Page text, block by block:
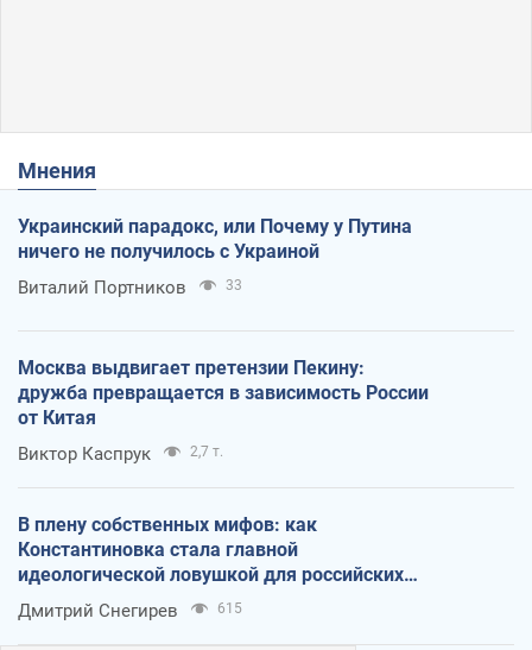
Мнения
Украинский парадокс, или Почему у Путина
ничего не получилось с Украиной
Виталий Портников 33
Москва выдвигает претензии Пекину:
дружба превращается в зависимость России
от Китая
Виктор Каспрук 2,7 т.
В плену собственных мифов: как
Константиновка стала главной
идеологической ловушкой для российских
оккупантов
Дмитрий Снегирев 615